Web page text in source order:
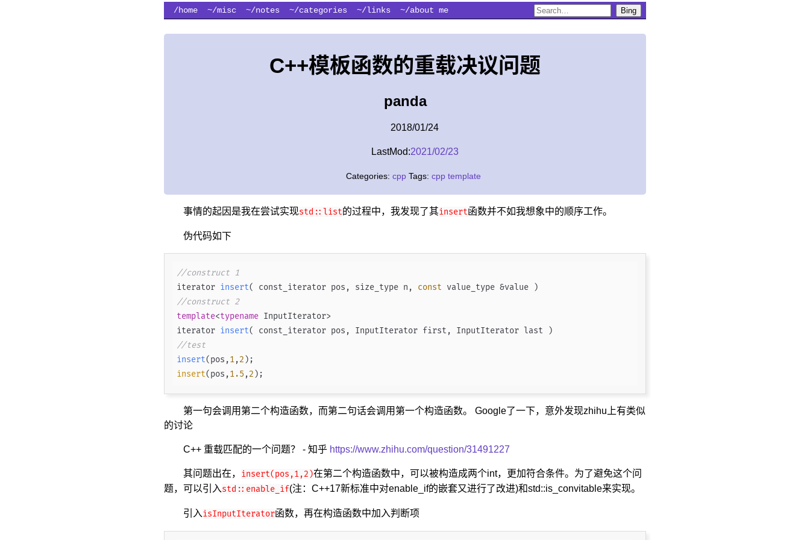
/home ~/misc ~/notes ~/categories ~/links ~/about me Bing
C++模板函数的重载决议问题
panda
2018/01/24
LastMod:2021/02/23
Categories:cpp Tags:cpp template
事情的起因是我在尝试实现std::list的过程中，我发现了其insert函数并不如我想象中的顺序工作。
伪代码如下
//construct 1
iterator insert( const_iterator pos, size_type n, const value_type &value )
//construct 2
template<typename InputIterator>
iterator insert( const_iterator pos, InputIterator first, InputIterator last )
//test
insert(pos,1,2)
insert(pos,1.5 ,2
第一句会调用第二个构造函数，而第二句话会调用第一个构造函数。 Google了一下，意外发现zhihu上有类似
的讨论
C++ 重载匹配的一个问题？ - 知乎 https://www.zhihu.com/question/31491227
其问题出在， insert(pos,1,2)在第二个构造函数中，可以被构造成两个int，更加符合条件。为了避免这个问
题，可以引入std::enable_if(注：C++17新标准中对enable_if的嵌套又进行了改进)和std::is_convitable来实现。
引入isInputIterator函数，再在构造函数中加入判断项